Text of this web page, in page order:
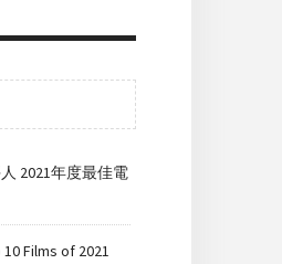
2021年度最佳電
Films of 2021